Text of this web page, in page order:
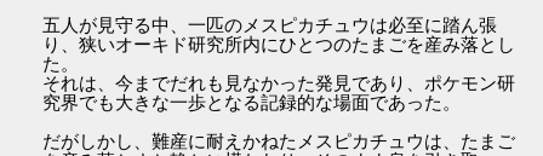
五人が見守る中、一匹のメスピカチュウは必至に踏ん張
り、狭いオーキド研究所内にひとつのたまごを産み落とし
た。
それは、今までだれも見なかった発見であり、ポケモン研
究界でも大きな一歩となる記録的な場面であった。
だがしかし、難産に耐えかねたメスピカチュウは、たまご